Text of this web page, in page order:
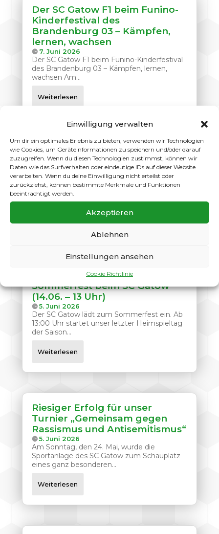
Einwilligung verwalten
Um dir ein optimales Erlebnis zu bieten, verwenden wir Technologien
wie Cookies, um Geräteinformationen zu speichern und/oder darauf
zuzugreifen. Wenn du diesen Technologien zustimmst, können wir
Daten wie das Surfverhalten oder eindeutige IDs auf dieser Website
verarbeiten. Wenn du deine Einwilligung nicht erteilst oder
zurückziehst, können bestimmte Merkmale und Funktionen
beeinträchtigt werden.
Akzeptieren
Ablehnen
Einstellungen ansehen
Cookie Richtlinie
Der SC Gatow F1 beim Funino-
Kinderfestival des
Brandenburg 03 – Kämpfen,
lernen, wachsen
7. Juni 2026
Der SC Gatow F1 beim Funino-Kinderfestival
des Brandenburg 03 – Kämpfen, lernen,
wachsen Am...
Weiterlesen
Das Sammelfieber ist
ausgebrochen – Stickeralbum-
Launch am Vereinsheim
7. Juni 2026
Das Sammelfieber ist ausgebrochen –
Stickeralbum-Launch am Vereinsheim Was
für ein Nachmittag! Am...
Sommerfest beim SC Gatow
(14.06. – 13 Uhr)
5. Juni 2026
Der SC Gatow lädt zum Sommerfest ein. Ab
13:00 Uhr startet unser letzter Heimspieltag
der Saison...
Weiterlesen
Riesiger Erfolg für unser
Turnier „Gemeinsam gegen
Rassismus und Antisemitismus“
5. Juni 2026
Am Sonntag, den 24. Mai, wurde die
Sportanlage des SC Gatow zum Schauplatz
eines ganz besonderen...
Weiterlesen